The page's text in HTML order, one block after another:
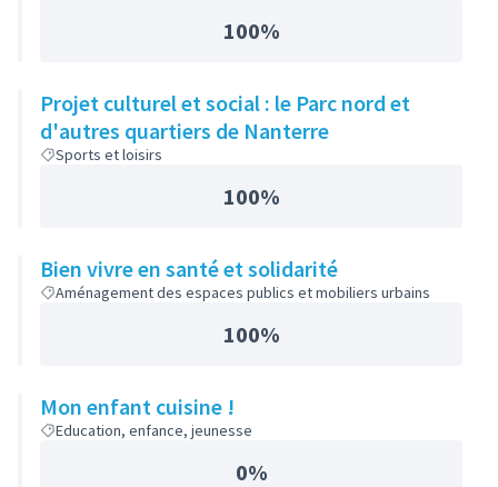
100%
Projet culturel et social : le Parc nord et
d'autres quartiers de Nanterre
Sports et loisirs
100%
Bien vivre en santé et solidarité
Aménagement des espaces publics et mobiliers urbains
100%
Mon enfant cuisine !
Education, enfance, jeunesse
0%